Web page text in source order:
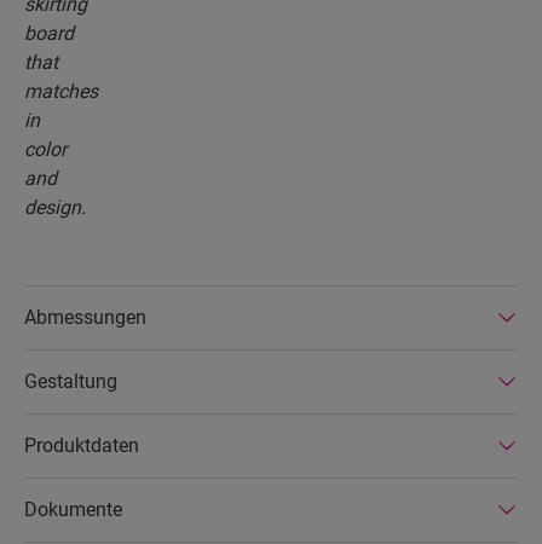
Abmessungen
Gestaltung
Produktdaten
Dokumente